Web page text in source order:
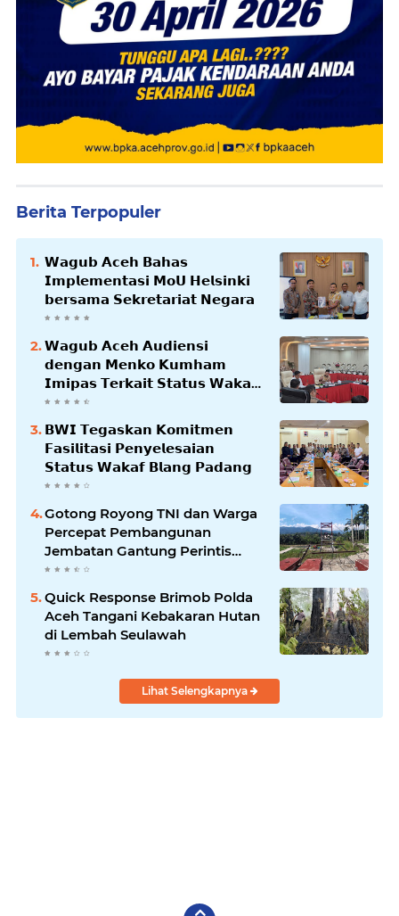
Berita Terpopuler
𝗪𝗮𝗴𝘂𝗯 𝗔𝗰𝗲𝗵 𝗕𝗮𝗵𝗮𝘀
𝗜𝗺𝗽𝗹𝗲𝗺𝗲𝗻𝘁𝗮𝘀𝗶 𝗠𝗼𝗨 𝗛𝗲𝗹𝘀𝗶𝗻𝗸𝗶
𝗯𝗲𝗿𝘀𝗮𝗺𝗮 𝗦𝗲𝗸𝗿𝗲𝘁𝗮𝗿𝗶𝗮𝘁 𝗡𝗲𝗴𝗮𝗿𝗮
𝗪𝗮𝗴𝘂𝗯 𝗔𝗰𝗲𝗵 𝗔𝘂𝗱𝗶𝗲𝗻𝘀𝗶
𝗱𝗲𝗻𝗴𝗮𝗻 𝗠𝗲𝗻𝗸𝗼 𝗞𝘂𝗺𝗵𝗮𝗺
𝗜𝗺𝗶𝗽𝗮𝘀 𝗧𝗲𝗿𝗸𝗮𝗶𝘁 𝗦𝘁𝗮𝘁𝘂𝘀 𝗪𝗮𝗸𝗮𝗳
𝗕𝗹𝗮𝗻𝗴𝗽𝗮𝗱𝗮𝗻𝗴
𝗕𝗪𝗜 𝗧𝗲𝗴𝗮𝘀𝗸𝗮𝗻 𝗞𝗼𝗺𝗶𝘁𝗺𝗲𝗻
𝗙𝗮𝘀𝗶𝗹𝗶𝘁𝗮𝘀𝗶 𝗣𝗲𝗻𝘆𝗲𝗹𝗲𝘀𝗮𝗶𝗮𝗻
𝗦𝘁𝗮𝘁𝘂𝘀 𝗪𝗮𝗸𝗮𝗳 𝗕𝗹𝗮𝗻𝗴 𝗣𝗮𝗱𝗮𝗻𝗴
Gotong Royong TNI dan Warga
Percepat Pembangunan
Jembatan Gantung Perintis
Kuta Ujung Aceh Tenggara
Quick Response Brimob Polda
Aceh Tangani Kebakaran Hutan
di Lembah Seulawah
Lihat Selengkapnya